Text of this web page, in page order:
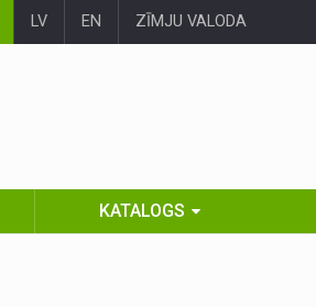
LV EN ZĪMJU VALODA
KATALOGS